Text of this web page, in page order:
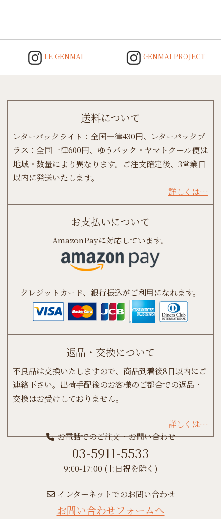
LE GENMAI GENMAI PROJECT
送料について
レターパックライト：全国一律430円、レターパックプ
ラス：全国一律600円、ゆうパック・ヤマトクール便は
地域・数量により異なります。ご注文確定後、3営業日
以内に発送いたします。
詳しくは…
お支払いについて
AmazonPayに対応しています。
クレジットカード、銀行振込がご利用になれます。
返品・交換について
不良品は交換いたしますので、商品到着後8日以内にご
連絡下さい。出荷手配後のお客様のご都合での返品・
交換はお受けしておりません。
詳しくは…
お電話でのご注文・お問い合わせ
03-5911-5533
9:00-17:00 (土日祝を除く)
インターネットでのお問い合わせ
お問い合わせフォームへ